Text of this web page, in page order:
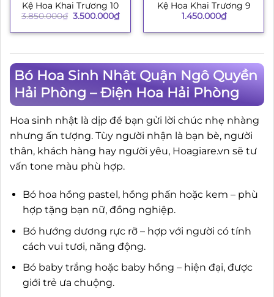
Kệ Hoa Khai Trương 10
3.850.000₫ Giá
là:
3.500.000₫Giá
hiện
tại
Kệ Hoa Khai Trương 9
1.450.000₫
Bó Hoa Sinh Nhật Quận Ngô Quyền
Hải Phòng – Điện Hoa Hải Phòng
Hoa sinh nhật là dịp để bạn gửi lời chúc nhẹ nhàng
nhưng ấn tượng. Tùy người nhận là bạn bè, người
thân, khách hàng hay người yêu, Hoagiare.vn sẽ tư
vấn tone màu phù hợp.
Bó hoa hồng pastel, hồng phấn hoặc kem – phù
hợp tặng bạn nữ, đồng nghiệp.
Bó hướng dương rực rỡ – hợp với người có tính
cách vui tươi, năng động.
Bó baby trắng hoặc baby hồng – hiện đại, được
giới trẻ ưa chuộng.